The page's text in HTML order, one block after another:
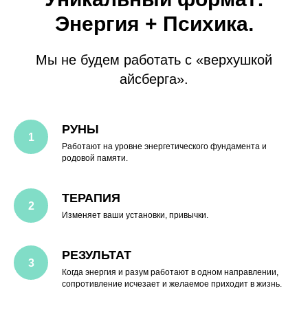
Энергия + Психика.
Мы не будем работать с «верхушкой
айсберга».
РУНЫ
Работают на уровне энергетического фундамента и
родовой памяти.
ТЕРАПИЯ
Изменяет ваши установки, привычки.
РЕЗУЛЬТАТ
Когда энергия и разум работают в одном направлении,
сопротивление исчезает и желаемое приходит в жизнь.
Правила входа в фокус-
группу
Я заинтересована в вашем результате
так же сильно, как и вы. Поэтому мне
важно, чтобы в группе были только те,
кто готов идти до конца.
Для получения твердого
присутствовать на медитациях
и активно работать на
фоном — это глубокая
практическая работа.